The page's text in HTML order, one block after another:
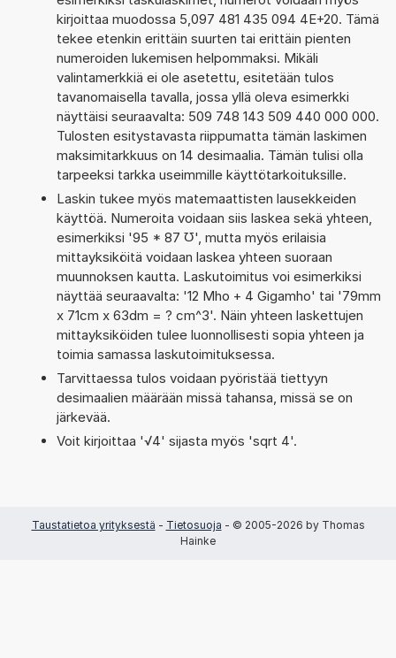
kirjoittaa muodossa 5,097 481 435 094 4E+20. Tämä
tekee etenkin erittäin suurten tai erittäin pienten
numeroiden lukemisen helpommaksi. Mikäli
valintamerkkiä ei ole asetettu, esitetään tulos
tavanomaisella tavalla, jossa yllä oleva esimerkki
näyttäisi seuraavalta: 509 748 143 509 440 000 000.
Tulosten esitystavasta riippumatta tämän laskimen
maksimitarkkuus on 14 desimaalia. Tämän tulisi olla
tarpeeksi tarkka useimmille käyttötarkoituksille.
Laskin tukee myös matemaattisten lausekkeiden
käyttöä. Numeroita voidaan siis laskea sekä yhteen,
esimerkiksi '95 * 87 ℧', mutta myös erilaisia
mittayksiköitä voidaan laskea yhteen suoraan
muunnoksen kautta. Laskutoimitus voi esimerkiksi
näyttää seuraavalta: '12 Mho + 4 Gigamho' tai '79mm
x 71cm x 63dm = ? cm^3'. Näin yhteen laskettujen
mittayksiköiden tulee luonnollisesti sopia yhteen ja
toimia samassa laskutoimituksessa.
Tarvittaessa tulos voidaan pyöristää tiettyyn
desimaalien määrään missä tahansa, missä se on
järkevää.
Voit kirjoittaa '√4' sijasta myös 'sqrt 4'.
Taustatietoa yrityksestä - Tietosuoja - © 2005-2026 by Thomas
Hainke